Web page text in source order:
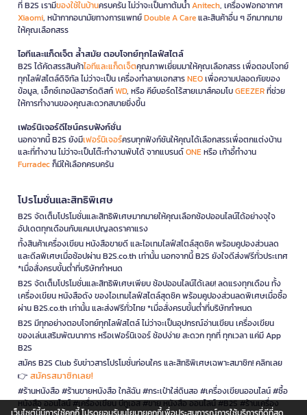
ที่ B2S เรามีของใช้ในบ้านครบครัน ไม่ว่าจะเป็นกาต้มน้ำAnitech, เครื่องฟอกอากาศ
Xiaomi, หน้ากากอนามัยทางการแพทย์Double A Careและสินค้าอื่น ๆ อีกมากมาย
ให้คุณเลือกสรร
ไอทีและแก็ดเจ็ต ล้ำสมัย ตอบโจทย์ทุกไลฟ์สไตล์
B2S ได้คัดสรรสินค้าไอทีและแก็ดเจ็ตคุณภาพเยี่ยมมาให้คุณเลือกสรร เพื่อตอบโจทย์
ทุกไลฟ์สไตล์ดิจิทัล ไม่ว่าจะเป็น เครื่องทำลายเอกสารNEOเพื่อความปลอดภัยของ
ข้อมูล, เอ็กซ์เทอนัลฮาร์ดดิสก์WD, หรือ คีย์บอร์ดไร้สายเมาส์คอมโบGEEZERที่ช่วย
ให้การทำงานของคุณสะดวกสบายยิ่งขึ้น
เฟอร์นิเจอร์ดีไซน์ครบฟังก์ชั่น
นอกจากนี้ B2S ยังมีเฟอร์นิเจอร์ครบทุกฟังก์ชันให้คุณได้เลือกสรรเพื่อตกแต่งบ้าน
และที่ทำงาน ไม่ว่าจะเป็นโต๊ะทำงานพับได้ จากแบรนด์ONEหรือ เก้าอี้ทำงาน
Furradecก็มีให้เลือกครบครัน
โปรโมชั่นและสิทธิพิเศษ
B2S จัดเต็มโปรโมชั่นและสิทธิพิเศษมากมายให้คุณเลือกช้อปออนไลน์ได้อย่างจุใจ
อัปเดตทุกเดือนกับแคมเปญลดราคาแรง
ทั้งสินค้าเครื่องเขียน หนังสือขายดี และไอเทมไลฟ์สไตล์สุดชิค พร้อมคูปองส่วนลด
และดีลพิเศษเมื่อช้อปผ่าน B2S.co.th เท่านั้น นอกจากนี้ B2S ยังใจดีส่งฟรีทั่วประเทศ
*เมื่อสั่งครบขั้นต่ำที่บริษัทกำหนด
B2S จัดเต็มโปรโมชั่นและสิทธิพิเศษเพียบ ช้อปออนไลน์ได้เลย! ลดแรงทุกเดือน ทั้ง
เครื่องเขียน หนังสือดัง ของไอเทมไลฟ์สไตล์สุดชิค พร้อมคูปองส่วนลดพิเศษเมื่อซื้อ
ผ่าน B2S.co.th เท่านั้น และส่งฟรีทั่วไทย *เมื่อสั่งครบขั้นต่ำที่บริษัทกำหนด
B2S มีทุกอย่างตอบโจทย์ทุกไลฟ์สไตล์ ไม่ว่าจะเป็นอุปกรณ์อ่านเขียน เครื่องเขียน
ของเล่นเสริมพัฒนาการ หรือเฟอร์นิเจอร์ ช้อปง่าย สะดวก ทุกที่ ทุกเวลา แค่มี App
B2S
สมัคร B2S Club รับข่าวสารโปรโมชั่นก่อนใคร และสิทธิพิเศษเฉพาะสมาชิก! คลิกเลย
👉 สมัครสมาชิกเลย!
#ร้านหนังสือ #ร้านขายหนังสือ ใกล้ฉัน #กระเป๋าใส่ดินสอ #เครื่องเขียนออนไลน์ #ซื้อ
หนังสือ ออนไลน์ #เครื่องเขียน บีทูเอส #ขาย หนังสือ ออนไลน์ #B2S #ร้านเครื่อง